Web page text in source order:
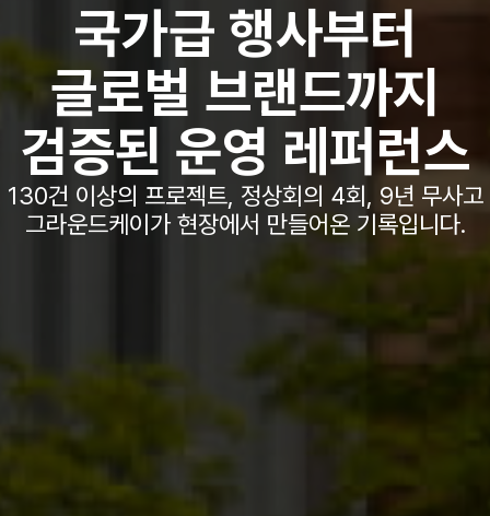
국가급 행사부터
글로벌 브랜드까지
검증된 운영 레퍼런스
130건 이상의 프로젝트, 정상회의 4회, 9년 무사고
그라운드케이가 현장에서 만들어온 기록입니다.